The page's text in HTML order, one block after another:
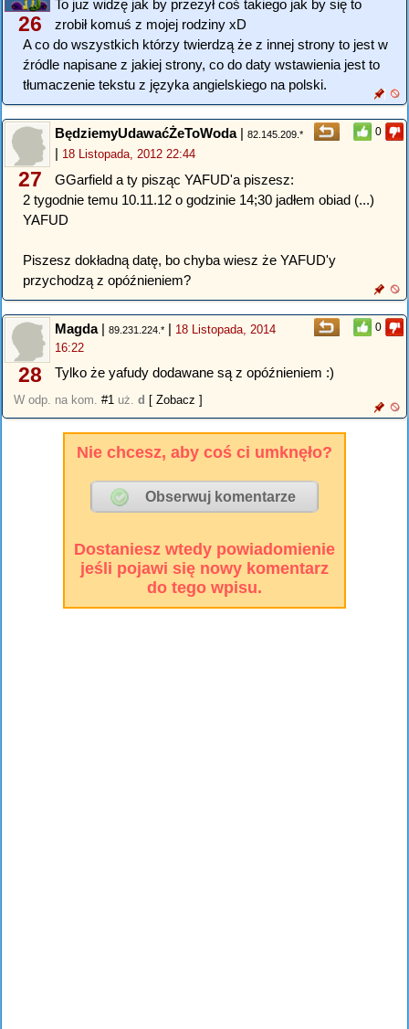
26
To już widzę jak by przeżył coś takiego jak by się to
zrobił komuś z mojej rodziny xD
A co do wszystkich którzy twierdzą że z innej strony to jest w
źródle napisane z jakiej strony, co do daty wstawienia jest to
tłumaczenie tekstu z języka angielskiego na polski.
0
27
BędziemyUdawaćŻeToWoda| 82.145.209.*
| 18 Listopada, 2012 22:44
GGarfield a ty pisząc YAFUD'a piszesz:
2 tygodnie temu 10.11.12 o godzinie 14;30 jadłem obiad (...)
YAFUD
Piszesz dokładną datę, bo chyba wiesz że YAFUD'y
przychodzą z opóźnieniem?
0
28
Magda| 89.231.224.* | 18 Listopada, 2014
16:22
Tylko że yafudy dodawane są z opóźnieniem :)
W odp. na kom. #1 uż. d [ Zobacz ]
Nie chcesz, aby coś ci umknęło?
Dostaniesz wtedy powiadomienie
jeśli pojawi się nowy komentarz
do tego wpisu.